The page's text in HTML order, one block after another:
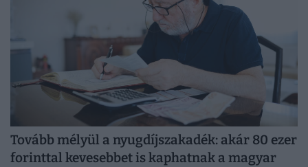
Tovább mélyül a nyugdíjszakadék: akár 80 ezer
forinttal kevesebbet is kaphatnak a magyar